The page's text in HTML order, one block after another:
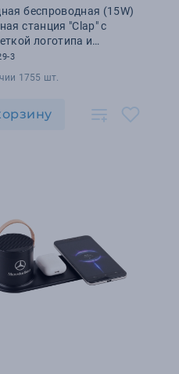
беспроводная (15W)
станция "Clap" с
логотипа и
для смартфона
3
1755 шт.